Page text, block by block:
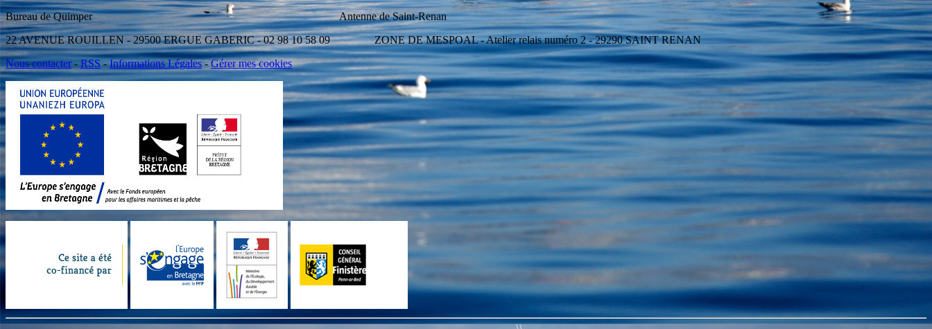
Bureau de Quimper Antenne de Saint-Renan
22 AVENUE ROUILLEN - 29500 ERGUE GABERIC - 02 98 10 58 09 ZONE DE MESPOAL - Atelier relais numéro 2 - 29290 SAINT RENAN
Nous contacter - RSS-Informations Légales-Gérer mes cookies